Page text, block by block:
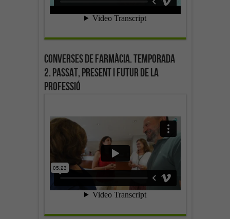
Converses de farmàcia. Temporada
2. Passat, present i futur de la
professió